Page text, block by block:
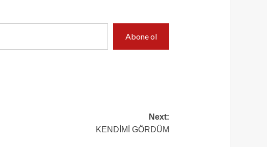
Abone ol
Next:
KENDİMİ GÖRDÜM